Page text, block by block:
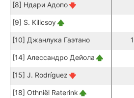
[8] Ндари Адопо
[9] S. Kilicsoy
[10] Джанлука Гаэтано 1
[14] Алессандро Дейола
[15] J. Rodríguez
[18] Othniël Raterink